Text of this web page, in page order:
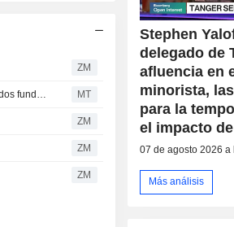
ZM
MT
ZM
ZM
ZM
Stephen
delegado de
afluencia en
minorista,
para la
el impacto
07 de agosto 2026 a
Más análisis